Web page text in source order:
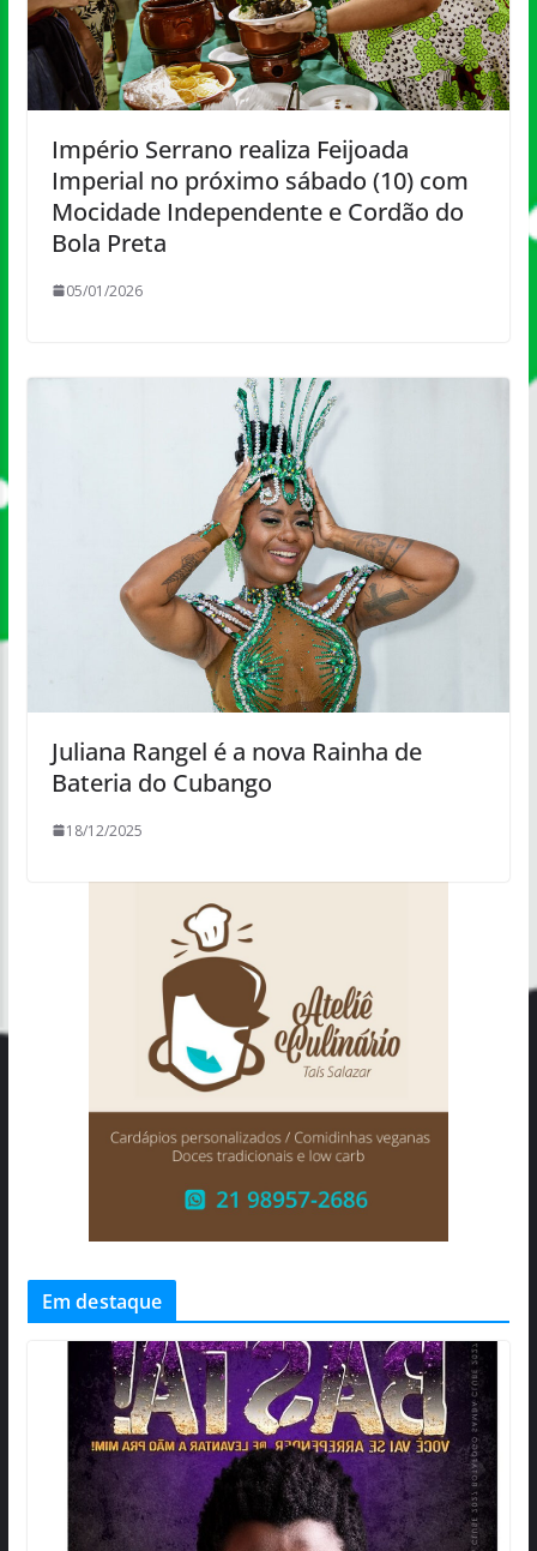
Império Serrano realiza Feijoada
Imperial no próximo sábado (10) com
Mocidade Independente e Cordão do
Bola Preta
05/01/2026
Juliana Rangel é a nova Rainha de
Bateria do Cubango
18/12/2025
Em destaque